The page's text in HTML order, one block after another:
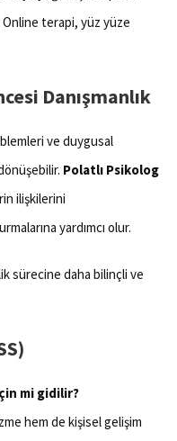
Online terapi, yüz yüze
Danışmanlık
ve duygusal
Polatlı Psikolog
ilişkilerini
yardımcı olur.
sürecine daha bilinçli ve
mi gidilir?
hem de kişisel gelişim